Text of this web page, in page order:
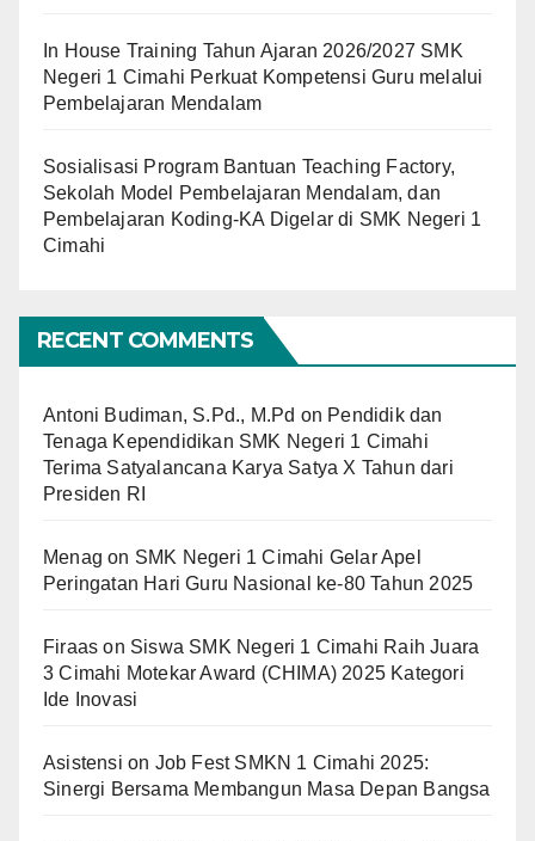
In House Training Tahun Ajaran 2026/2027 SMK
Negeri 1 Cimahi Perkuat Kompetensi Guru melalui
Pembelajaran Mendalam
Sosialisasi Program Bantuan Teaching Factory,
Sekolah Model Pembelajaran Mendalam, dan
Pembelajaran Koding-KA Digelar di SMK Negeri 1
Cimahi
RECENT COMMENTS
Antoni Budiman, S.Pd., M.Pd on Pendidik dan
Tenaga Kependidikan SMK Negeri 1 Cimahi
Terima Satyalancana Karya Satya X Tahun dari
Presiden RI
Menag on SMK Negeri 1 Cimahi Gelar Apel
Peringatan Hari Guru Nasional ke-80 Tahun 2025
Firaas on Siswa SMK Negeri 1 Cimahi Raih Juara
3 Cimahi Motekar Award (CHIMA) 2025 Kategori
Ide Inovasi
Asistensi on Job Fest SMKN 1 Cimahi 2025:
Sinergi Bersama Membangun Masa Depan Bangsa